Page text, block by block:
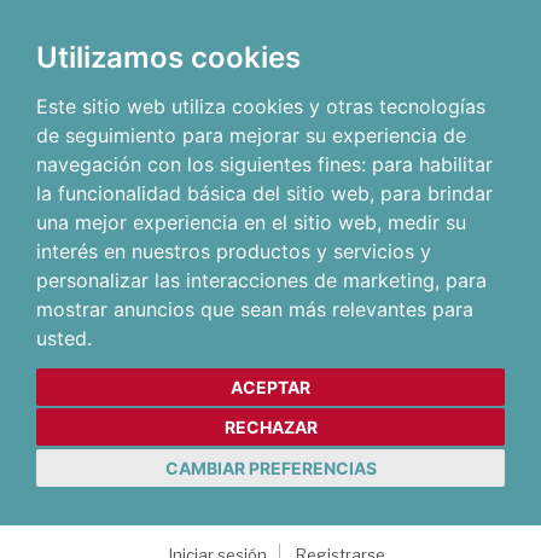
Utilizamos cookies
Este sitio web utiliza cookies y otras tecnologías
de seguimiento para mejorar su experiencia de
navegación con los siguientes fines: para habilitar
la funcionalidad básica del sitio web, para brindar
una mejor experiencia en el sitio web, medir su
interés en nuestros productos y servicios y
personalizar las interacciones de marketing, para
mostrar anuncios que sean más relevantes para
usted.
ACEPTAR
RECHAZAR
CAMBIAR PREFERENCIAS